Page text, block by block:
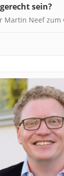
sein?
Martin Neef zum